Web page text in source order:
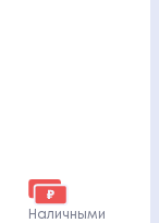
Наличными